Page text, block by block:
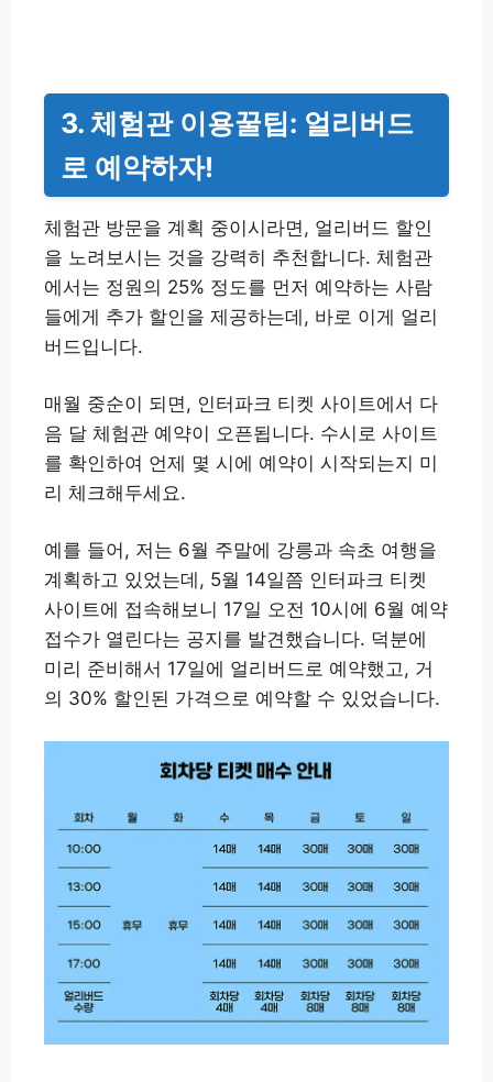
3. 체험관 이용꿀팁: 얼리버드
로 예약하자!
체험관 방문을 계획 중이시라면, 얼리버드 할인
을 노려보시는 것을 강력히 추천합니다. 체험관
에서는 정원의 25% 정도를 먼저 예약하는 사람
들에게 추가 할인을 제공하는데, 바로 이게 얼리
버드입니다.
매월 중순이 되면, 인터파크 티켓 사이트에서 다
음 달 체험관 예약이 오픈됩니다. 수시로 사이트
를 확인하여 언제 몇 시에 예약이 시작되는지 미
리 체크해두세요.
예를 들어, 저는 6월 주말에 강릉과 속초 여행을
계획하고 있었는데, 5월 14일쯤 인터파크 티켓
사이트에 접속해보니 17일 오전 10시에 6월 예약
접수가 열린다는 공지를 발견했습니다. 덕분에
미리 준비해서 17일에 얼리버드로 예약했고, 거
의 30% 할인된 가격으로 예약할 수 있었습니다.